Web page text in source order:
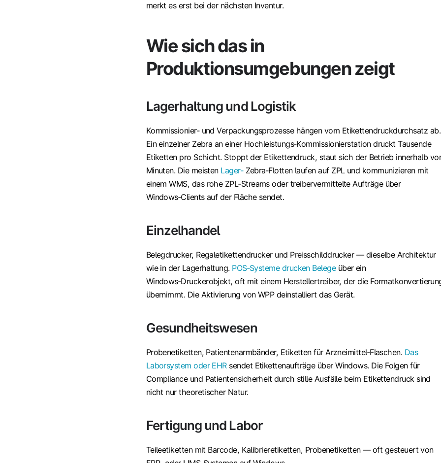
merkt es erst bei der nächsten Inventur.
Wie sich das in
Produktionsumgebungen zeigt
Lagerhaltung und Logistik
Kommissionier‑ und Verpackungsprozesse hängen vom Etikettendruckdurchsatz ab.
Ein einzelner Zebra an einer Hochleistungs‑Kommissionierstation druckt Tausende
Etiketten pro Schicht. Stoppt der Etikettendruck, staut sich der Betrieb innerhalb
Minuten. Die meisten Lager‑Zebra‑Flotten laufen auf ZPL und kommunizieren mit
einem WMS, das rohe ZPL‑Streams oder treibervermittelte Aufträge über
Windows‑Clients auf der Fläche sendet.
Einzelhandel
Belegdrucker, Regaletikettendrucker und Preisschilddrucker — dieselbe Architektur
wie in der Lagerhaltung. POS‑Systeme drucken Belegeüber ein
Windows‑Druckerobjekt, oft mit einem Herstellertreiber, der die
übernimmt. Die Aktivierung von WPP deinstalliert das Gerät.
Gesundheitswesen
Probenetiketten, Patientenarmbänder, Etiketten für Arzneimittel‑Flaschen. Das
Laborsystem oder EHRsendet Etikettenaufträge über Windows. Die Folgen für
Compliance und Patientensicherheit durch stille Ausfälle beim Etikettendruck sind
nicht nur theoretischer Natur.
Fertigung und Labor
Teileetiketten mit Barcode, Kalibrieretiketten, Probenetiketten — oft gesteuert von